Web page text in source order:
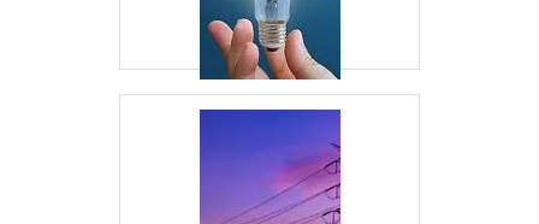
QUAIS EMPRESAS PODEM
SUBSTITUIR A ENEL?
Empresas como CPFL, Neoenergia e
QUAIS SÃO AS PRINCIPAIS
EMPRESAS DO SETOR